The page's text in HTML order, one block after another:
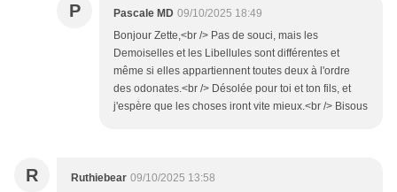
P Pascale MD 09/10/2025 18:49
Bonjour Zette,<br /> Pas de souci, mais les
Demoiselles et les Libellules sont différentes et
même si elles appartiennent toutes deux à l'ordre
des odonates.<br /> Désolée pour toi et ton fils, et
j'espère que les choses iront vite mieux.<br /> Bisous
R Ruthiebear 09/10/2025 13:58